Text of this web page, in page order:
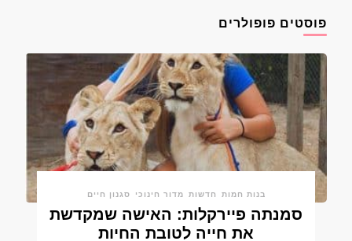
פוסטים פופולרים
בנות חמות חדשות מדור חינוכי סגנון חיים
סמנתה פיירקלות: האישה שמקדשת
את חייה לטובת החיות